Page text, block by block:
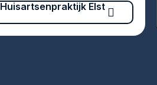
Huisartsenpraktijk Elst